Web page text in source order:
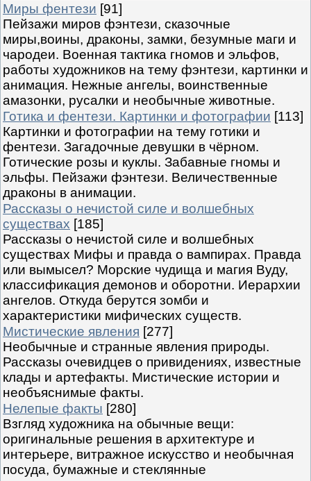
Миры фентези [91]
Пейзажи миров фэнтези, сказочные
миры,воины, драконы, замки, безумные маги и
чародеи. Военная тактика гномов и эльфов,
работы художников на тему фэнтези, картинки и
анимация. Нежные ангелы, воинственные
амазонки, русалки и необычные животные.
Готика и фентези. Картинки и фотографии [113]
Картинки и фотографии на тему готики и
фентези. Загадочные девушки в чёрном.
Готические розы и куклы. Забавные гномы и
эльфы. Пейзажи фэнтези. Величественные
драконы в анимации.
Рассказы о нечистой силе и волшебных
существах [185]
Рассказы о нечистой силе и волшебных
существах Мифы и правда о вампирах. Правда
или вымысел? Морские чудища и магия Вуду,
классификация демонов и оборотни. Иерархии
ангелов. Откуда берутся зомби и
характеристики мифических существ.
Мистические явления [277]
Необычные и странные явления природы.
Рассказы очевидцев о привидениях, известные
клады и артефакты. Мистические истории и
необъяснимые факты.
Нелепые факты [280]
Взгляд художника на обычные вещи:
оригинальные решения в архитектуре и
интерьере, витражное искусство и необычная
посуда, бумажные и стеклянные